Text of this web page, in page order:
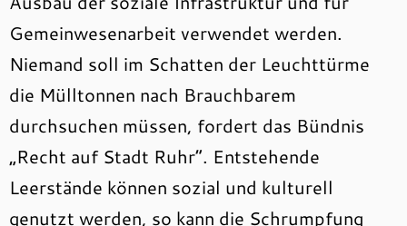
Gemeinwesenarbeit verwendet werden.
Niemand soll im Schatten der Leuchttürme
die Mülltonnen nach Brauchbarem
durchsuchen müssen, fordert das Bündnis
„Recht auf Stadt Ruhr“. Entstehende
Leerstände können sozial und kulturell
genutzt werden, so kann die Schrumpfung